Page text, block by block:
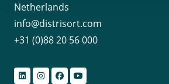
Netherlands
info@distrisort.com
+31 (0)88 20 56 000